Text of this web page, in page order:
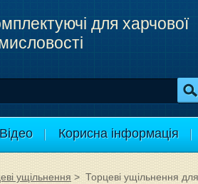
для харчової
Відео Корисна інформація
ущільнення > Торцеві ущільнення